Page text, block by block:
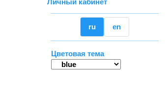
Личный кабинет
ru en
Цветовая тема